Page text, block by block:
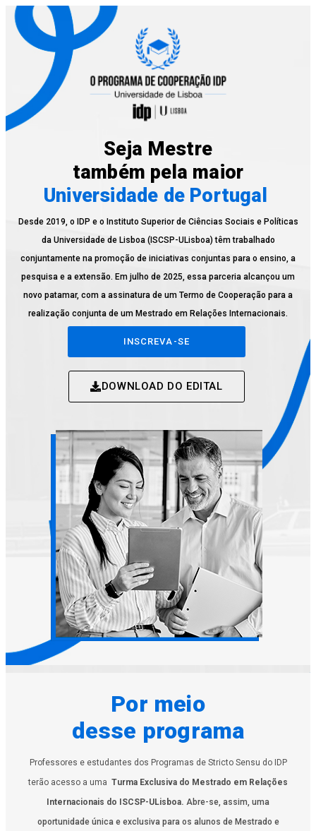
Seja Mestre
também pela maior
Universidade de Portugal
Desde 2019, o IDP e o Instituto Superior de Ciências Sociais e Políticas
da Universidade de Lisboa (ISCSP-ULisboa) têm trabalhado
conjuntamente na promoção de iniciativas conjuntas para o ensino, a
pesquisa e a extensão. Em julho de 2025, essa parceria alcançou um
novo patamar, com a assinatura de um Termo de Cooperação para a
realização conjunta de um Mestrado em Relações Internacionais.
INSCREVA-SE
DOWNLOAD DO EDITAL
Por meio
desse programa
Professores e estudantes dos Programas de Stricto Sensu do IDP
terão acesso a uma Turma Exclusiva do Mestrado em Relações
Internacionais do ISCSP-ULisboa. Abre-se, assim, uma
oportunidade única e exclusiva para os alunos de Mestrado e